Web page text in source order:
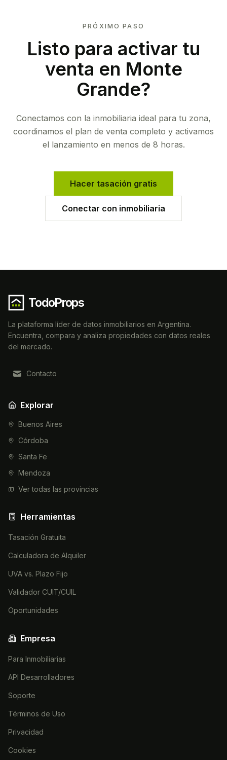
PRÓXIMO PASO
Listo para activar tu
venta en Monte
Grande?
Conectamos con la inmobiliaria ideal para tu zona,
coordinamos el plan de venta completo y activamos
el lanzamiento en menos de 8 horas.
Hacer tasación gratis
Conectar con inmobiliaria
TodoProps
La plataforma líder de datos inmobiliarios en Argentina.
Encuentra, compara y analiza propiedades con datos reales
del mercado.
Contacto
Explorar
Buenos Aires
Córdoba
Santa Fe
Mendoza
Ver todas las provincias
Herramientas
Tasación Gratuita
Calculadora de Alquiler
UVA vs. Plazo Fijo
Validador CUIT/CUIL
Oportunidades
Empresa
Para Inmobiliarias
API Desarrolladores
Soporte
Términos de Uso
Privacidad
Cookies